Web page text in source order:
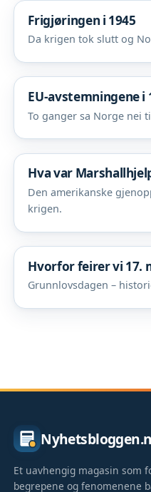
Frigjøringen i 1945
Da krigen tok slutt og
EU-avstemningene i
To ganger sa Norge nei
Hva var
Den amerikanske
krigen.
Hvorfor feirer vi 17.
Grunnlovsdagen –
Et uavhengig magasin som
begrepene og fenomenene